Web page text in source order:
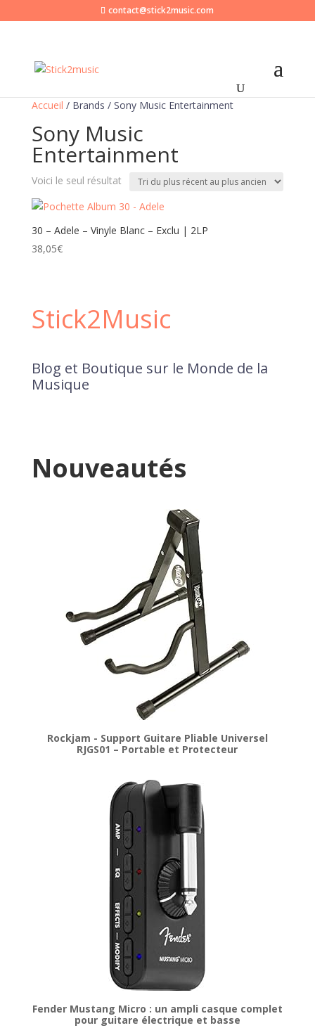
contact@stick2music.com
Accueil / Brands / Sony Music Entertainment
Sony Music
Entertainment
Voici le seul résultat
30 – Adele – Vinyle Blanc – Exclu | 2LP
38,05€
Stick2Music
Blog et Boutique sur le Monde de la
Musique
Nouveautés
Rockjam - Support Guitare Pliable Universel
RJGS01 – Portable et Protecteur
Fender Mustang Micro : un ampli casque complet
pour guitare électrique et basse